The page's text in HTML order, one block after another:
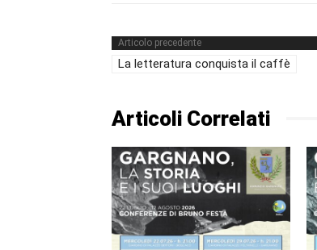
Articolo precedente
La letteratura conquista il caffè
Articoli Correlati